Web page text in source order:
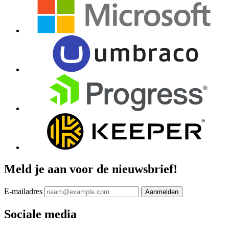
Meld je aan voor de nieuwsbrief!
E-mailadres Aanmelden
Sociale media